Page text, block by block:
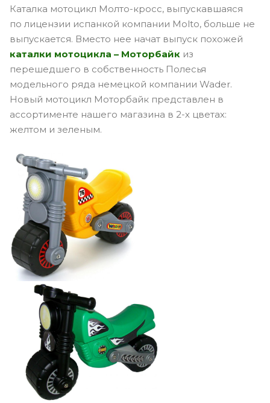
Каталка мотоцикл Молто-кросс, выпускавшаяся
по лицензии испанкой компании Molto, больше не
выпускается. Вместо нее начат выпуск похожей
каталки мотоцикла – Моторбайк из
перешедшего в собственность Полесья
модельного ряда немецкой компании Wader.
Новый мотоцикл Моторбайк представлен в
ассортименте нашего магазина в 2-х цветах:
желтом и зеленым.